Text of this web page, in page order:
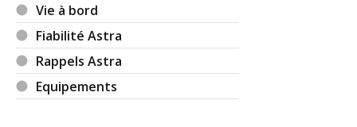
Vie à bord
Fiabilité Astra
Rappels Astra
Equipements